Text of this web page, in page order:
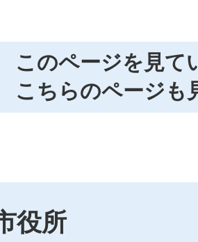
このページを見て
こちらのページも
役所